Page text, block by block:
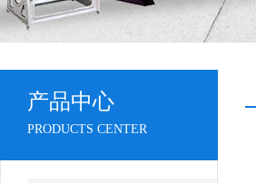
产品中心
PRODUCTS CENTER